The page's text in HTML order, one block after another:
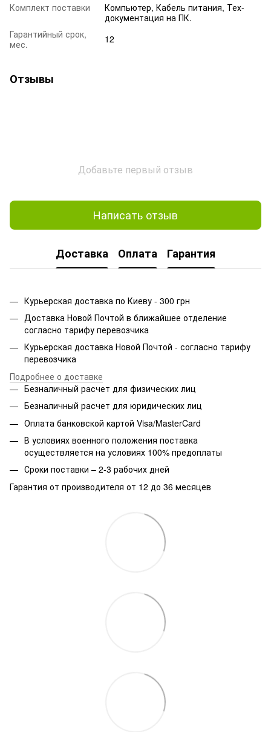
Комплект поставки
Компьютер, Кабель питания, Тех-
документация на ПК.
Гарантийный срок,
мес.
12
Отзывы
Добавьте первый отзыв
Написать отзыв
Доставка Оплата Гарантия
Курьерская доставка по Киеву - 300 грн
Доставка Новой Почтой в ближайшее отделение
согласно тарифу перевозчика
Курьерская доставка Новой Почтой - согласно тарифу
перевозчика
Подробнее о доставке
Безналичный расчет для физических лиц
Безналичный расчет для юридических лиц
Оплата банковской картой Visa/MasterCard
В условиях военного положения поставка
осуществляется на условиях 100% предоплаты
Сроки поставки – 2-3 рабочих дней
Гарантия от производителя от 12 до 36 месяцев